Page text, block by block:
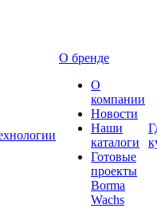
О бренде
О
компании
Новости
Наши
каталоги
Готовые
проекты
Borma
Wachs